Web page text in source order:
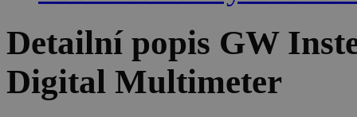
Detailní popis GW
Digital Multimeter